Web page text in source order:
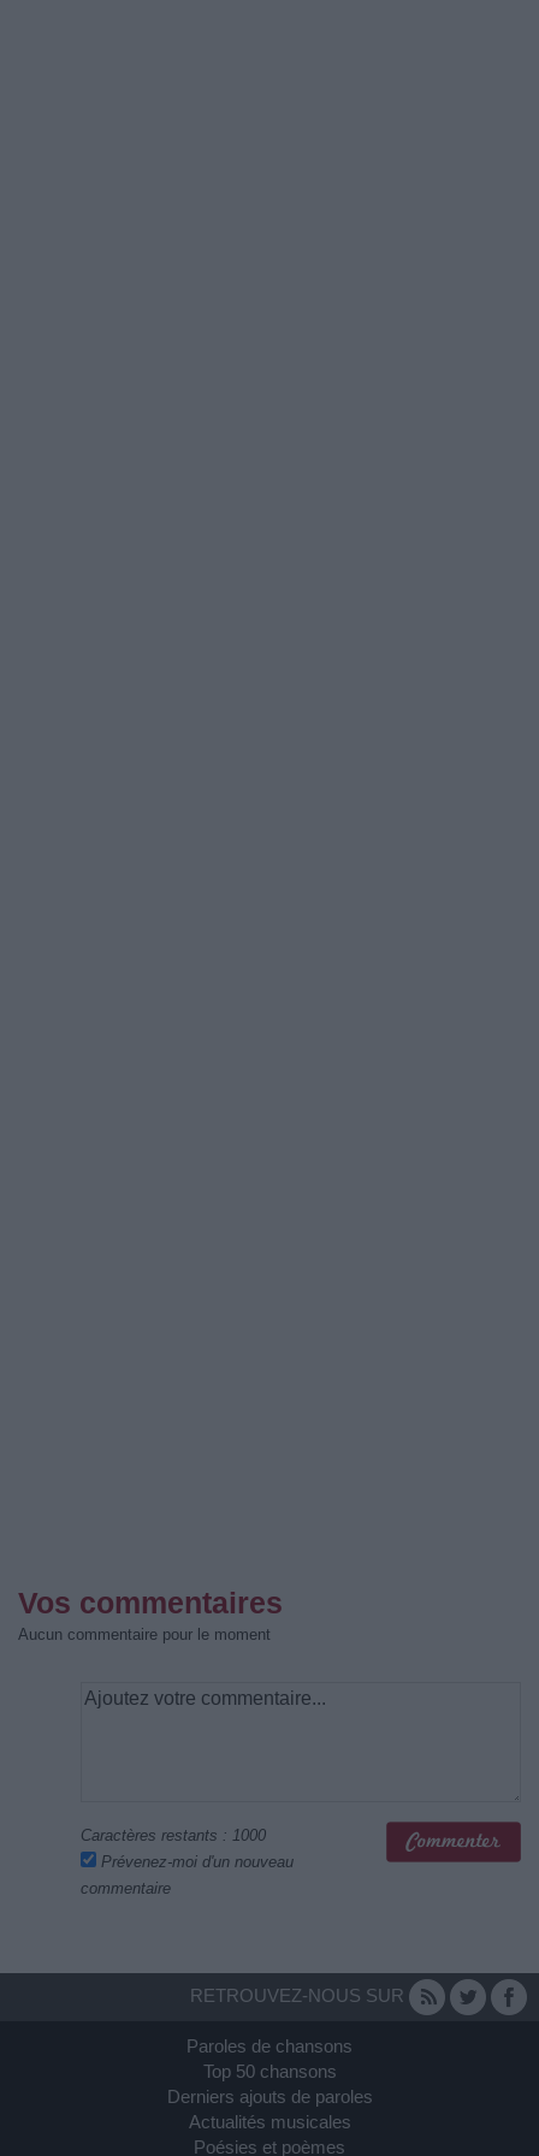
Vos commentaires
Aucun commentaire pour le moment
Caractères restants : 1000
Prévenez-moi d'un nouveau
commentaire
RETROUVEZ-NOUS SUR
Paroles de chansons
Top 50 chansons
Derniers ajouts de paroles
Actualités musicales
Poésies et poèmes